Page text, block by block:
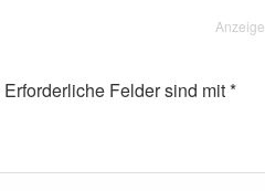
Anzeige
Erforderliche Felder sind mit*